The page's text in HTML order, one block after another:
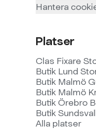
Hantera
Platser
Clas Fixare
Butik Lund
Butik Malmö
Butik Malmö
Butik Örebro
Butik
Alla platser